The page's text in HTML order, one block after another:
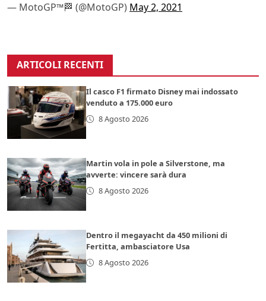
— MotoGP™🏁 (@MotoGP) May 2, 2021
ARTICOLI RECENTI
Il casco F1 firmato Disney mai indossato
venduto a 175.000 euro
8 Agosto 2026
Martin vola in pole a Silverstone, ma
avverte: vincere sarà dura
8 Agosto 2026
Dentro il megayacht da 450 milioni di
Fertitta, ambasciatore Usa
8 Agosto 2026